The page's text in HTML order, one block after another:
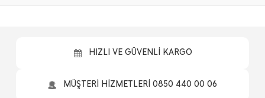
HIZLI VE GÜVENLİ KARGO
MÜŞTERİ HİZMETLERİ 0850 440 00 06